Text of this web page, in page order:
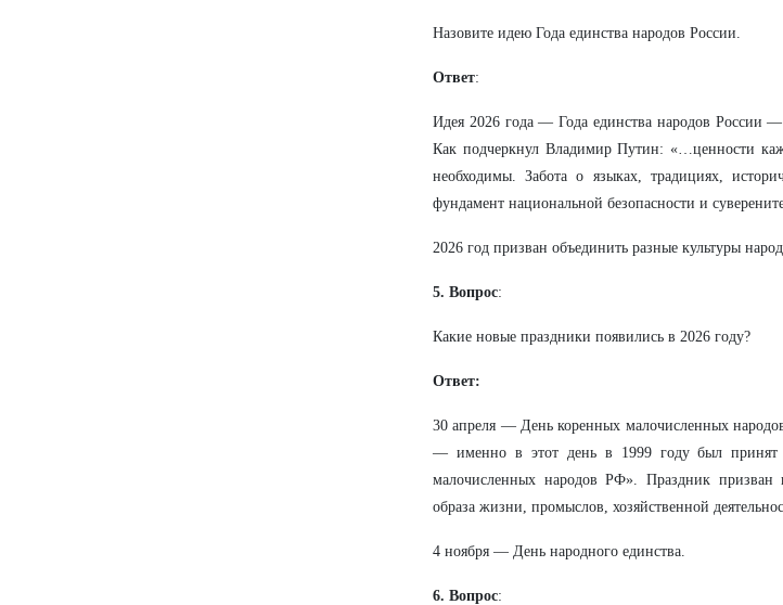
Назовите идею Года единства народов России.
Ответ:
Идея 2026 года — Года единства народов России
Как подчеркнул Владимир Путин: «…ценности
необходимы. Забота о языках, традициях,
фундамент национальной безопасности и
2026 год призван объединить разные культуры
5. Вопрос:
Какие новые праздники появились в 2026 году?
Ответ:
30 апреля — День коренных малочисленных
— именно в этот день в 1999 году был принят
малочисленных народов РФ». Праздник призван
образа жизни, промыслов, хозяйственной
4 ноября — День народного единства.
6. Вопрос: